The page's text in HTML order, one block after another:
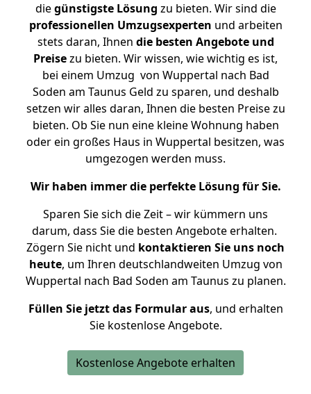
diegünstigste Lösung zu bieten. Wir sind die
professionellen Umzugsexperten und arbeiten
stets daran, Ihnen die besten Angebote und
Preisezu bieten. Wir wissen, wie wichtig es ist,
bei einem Umzug von Wuppertal nach Bad
Soden am Taunus Geld zu sparen, und deshalb
setzen wir alles daran, Ihnen die besten Preise zu
bieten. Ob Sie nun eine kleine Wohnung haben
oder ein großes Haus in Wuppertal besitzen, was
umgezogen werden muss.
Wir haben immer die perfekte Lösung für Sie.
Sparen Sie sich die Zeit – wir kümmern uns
darum, dass Sie die besten Angebote erhalten.
Zögern Sie nicht und kontaktieren Sie uns noch
heute, um Ihren deutschlandweiten Umzug von
Wuppertal nach Bad Soden am Taunus zu planen.
Füllen Sie jetzt das Formular aus, und erhalten
Sie kostenlose Angebote.
Kostenlose Angebote erhalten